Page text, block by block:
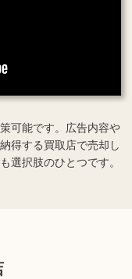
可能です。広告内容や
得する買取店で売却し
選択肢のひとつです。